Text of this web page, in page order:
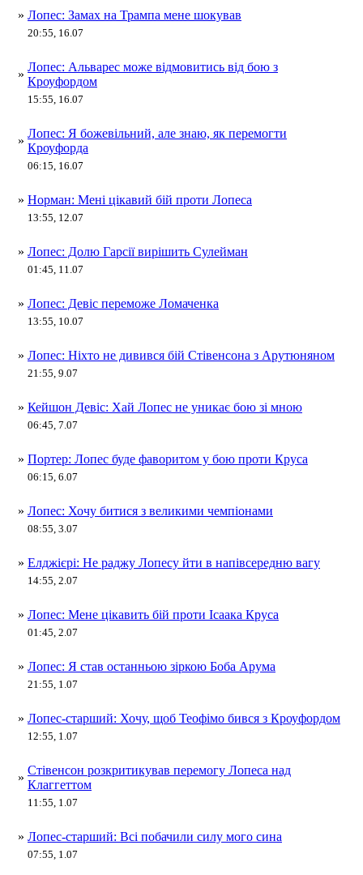
» Лопес: Замах на Трампа мене шокував
20:55, 16.07
»
Лопес: Альварес може відмовитись від бою з
Кроуфордом
15:55, 16.07
»
Лопес: Я божевільний, але знаю, як перемогти
Кроуфорда
06:15, 16.07
» Норман: Мені цікавий бій проти Лопеса
13:55, 12.07
» Лопес: Долю Гарсії вирішить Сулейман
01:45, 11.07
» Лопес: Девіс переможе Ломаченка
13:55, 10.07
» Лопес: Ніхто не дивився бій Стівенсона з Арутюняном
21:55, 9.07
» Кейшон Девіс: Хай Лопес не уникає бою зі мною
06:45, 7.07
» Портер: Лопес буде фаворитом у бою проти Круса
06:15, 6.07
» Лопес: Хочу битися з великими чемпіонами
08:55, 3.07
» Елджієрі: Не раджу Лопесу йти в напівсередню вагу
14:55, 2.07
» Лопес: Мене цікавить бій проти Ісаака Круса
01:45, 2.07
» Лопес: Я став останньою зіркою Боба Арума
21:55, 1.07
» Лопес-старший: Хочу, щоб Теофімо бився з Кроуфордом
12:55, 1.07
»
Стівенсон розкритикував перемогу Лопеса над
Клаггеттом
11:55, 1.07
» Лопес-старший: Всі побачили силу мого сина
07:55, 1.07